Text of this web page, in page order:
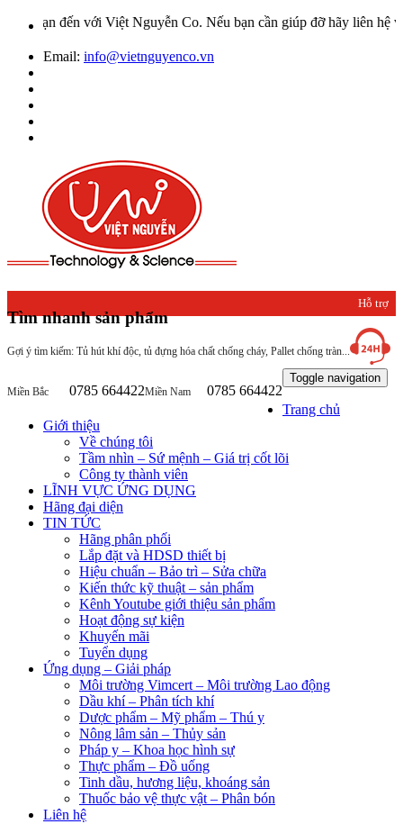
với Việt Nguyễn Co. Nếu bạn cần giúp đỡ hãy liên hệ với chúng tôi
Email: info@vietnguyenco.vn
Tìm nhanh sản phẩm
Gợi ý tìm kiếm: Tủ hút khí độc, tủ đựng hóa chất chống cháy, Pallet chống tràn...
Hỗ trợ
khách
hàng
Miền Bắc 0785 664422Miền Nam 0785 664422
Toggle navigation
Trang chủ
Giới thiệu
Về chúng tôi
Tầm nhìn – Sứ mệnh – Giá trị cốt lõi
Công ty thành viên
LĨNH VỰC ỨNG DỤNG
Hãng đại diện
TIN TỨC
Hãng phân phối
Lắp đặt và HDSD thiết bị
Hiệu chuẩn – Bảo trì – Sửa chữa
Kiến thức kỹ thuật – sản phẩm
Kênh Youtube giới thiệu sản phẩm
Hoạt động sự kiện
Khuyến mãi
Tuyển dụng
Ứng dụng – Giải pháp
Môi trường Vimcert – Môi trường Lao động
Dầu khí – Phân tích khí
Dược phẩm – Mỹ phẩm – Thú y
Nông lâm sản – Thủy sản
Pháp y – Khoa học hình sự
Thực phẩm – Đồ uống
Tinh dầu, hương liệu, khoáng sản
Thuốc bảo vệ thực vật – Phân bón
Liên hệ